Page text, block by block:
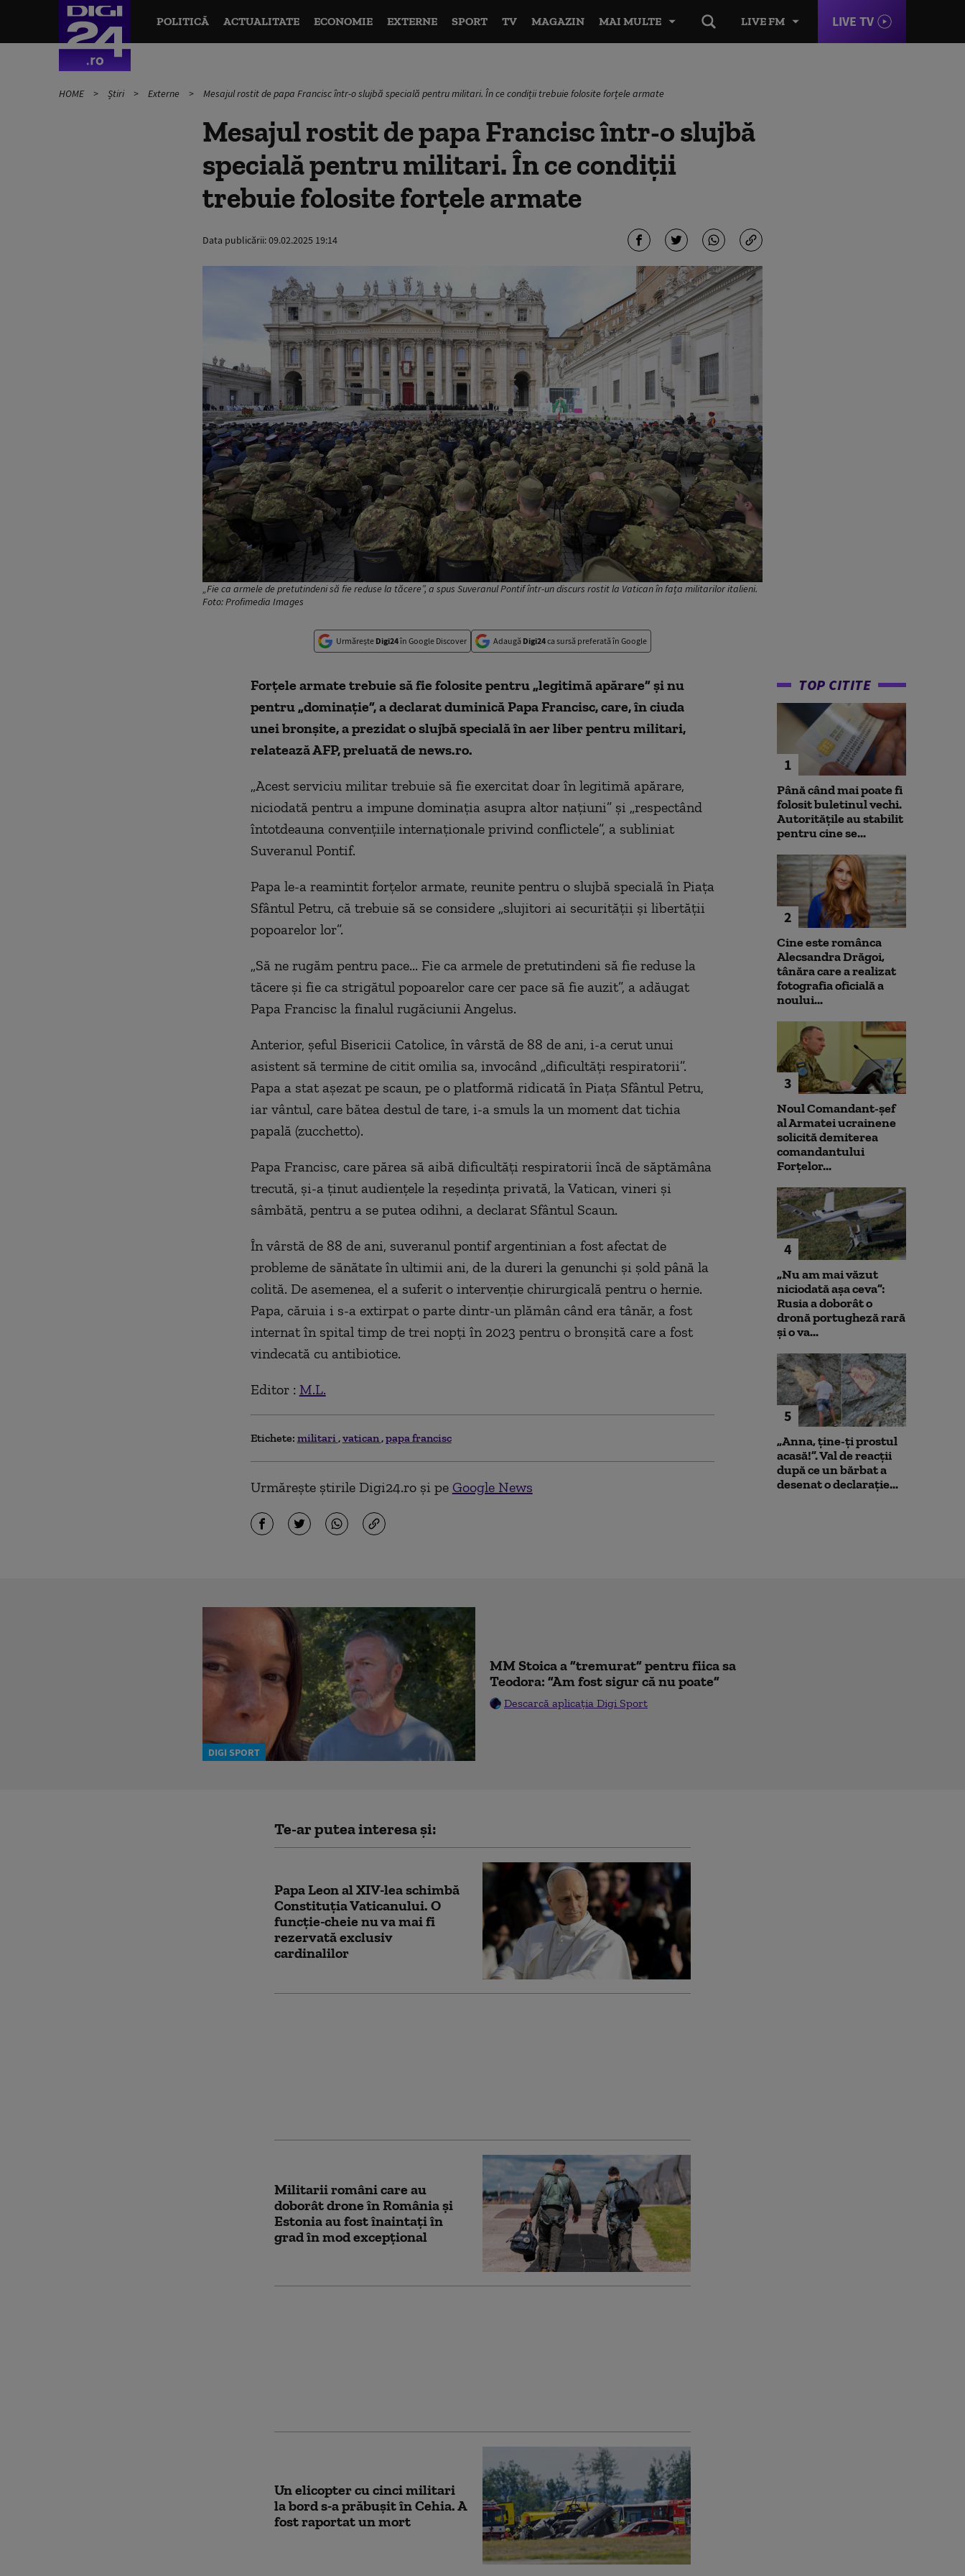
LIVE FM LIVE TV
POLITICĂ ACTUALITATE ECONOMIE EXTERNE SPORT TV MAGAZIN MAI MULTE
HOME Știri Externe Mesajul rostit de papa Francisc într-o slujbă specială pentru militari. În ce condiții trebuie folosite forțele armate
Mesajul rostit de papa Francisc într-o slujbă
specială pentru militari. În ce condiții
trebuie folosite forțele armate
Data publicării:09.02.2025 19:14
„Fie ca armele de pretutindeni să fie reduse la tăcere”, a spus Suveranul Pontif într-un discurs rostit la Vatican în fața militarilor italieni.
Foto: Profimedia Images
Urmărește Digi24în Google Discover Adaugă Digi24ca sursă preferată în Google
Forţele armate trebuie să fie folosite pentru „legitimă apărare” şi nu
pentru „dominaţie”, a declarat duminică Papa Francisc, care, în ciuda
unei bronşite, a prezidat o slujbă specială în aer liber pentru militari,
relatează AFP, preluată de news.ro.
„Acest serviciu militar trebuie să fie exercitat doar în legitimă apărare,
niciodată pentru a impune dominaţia asupra altor naţiuni” şi „respectând
întotdeauna convenţiile internaţionale privind conflictele”, a subliniat
Suveranul Pontif.
Papa le-a reamintit forţelor armate, reunite pentru o slujbă specială în Piaţa
Sfântul Petru, că trebuie să se considere „slujitori ai securităţii şi libertăţii
popoarelor lor”.
„Să ne rugăm pentru pace... Fie ca armele de pretutindeni să fie reduse la
tăcere şi fie ca strigătul popoarelor care cer pace să fie auzit”, a adăugat
Papa Francisc la finalul rugăciunii Angelus.
Anterior, şeful Bisericii Catolice, în vârstă de 88 de ani, i-a cerut unui
asistent să termine de citit omilia sa, invocând „dificultăţi respiratorii”.
Papa a stat aşezat pe scaun, pe o platformă ridicată în Piaţa Sfântul Petru,
iar vântul, care bătea destul de tare, i-a smuls la un moment dat tichia
papală (zucchetto).
Papa Francisc, care părea să aibă dificultăţi respiratorii încă de săptămâna
trecută, şi-a ţinut audienţele la reşedinţa privată, la Vatican, vineri şi
sâmbătă, pentru a se putea odihni, a declarat Sfântul Scaun.
În vârstă de 88 de ani, suveranul pontif argentinian a fost afectat de
probleme de sănătate în ultimii ani, de la dureri la genunchi şi şold până la
colită. De asemenea, el a suferit o intervenţie chirurgicală pentru o hernie.
Papa, căruia i s-a extirpat o parte dintr-un plămân când era tânăr, a fost
internat în spital timp de trei nopţi în 2023 pentru o bronşită care a fost
vindecată cu antibiotice.
Editor : M.L.
Etichete: militari vatican papa francisc
Urmărește știrile Digi24.ro și pe Google News
TOP CITITE
1
Până când mai poate fi
folosit buletinul vechi.
Autoritățile au stabilit
pentru cine se...
2
Cine este românca
Alecsandra Drăgoi,
tânăra care a realizat
fotografia oficială a
noului...
3
Noul Comandant-șef
al Armatei ucrainene
solicită demiterea
comandantului
Forțelor...
4
„Nu am mai văzut
niciodată așa ceva”:
Rusia a doborât o
dronă portugheză rară
și o va...
5
„Anna, ţine-ţi prostul
acasă!”. Val de reacții
după ce un bărbat a
desenat o declarație...
DIGI SPORT
MM Stoica a ”tremurat” pentru fiica sa
Teodora: ”Am fost sigur că nu poate”
Descarcă aplicația Digi Sport
Te-ar putea interesa și:
Papa Leon al XIV-lea schimbă
Constituția Vaticanului. O
funcție-cheie nu va mai fi
rezervată exclusiv
cardinalilor
Militarii români care au
doborât drone în România și
Estonia au fost înaintaţi în
grad în mod excepţional
Un elicopter cu cinci militari
la bord s-a prăbușit în Cehia. A
fost raportat un mort